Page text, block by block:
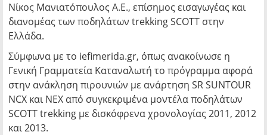
Νίκος Μανιατόπουλος Α.Ε., επίσημος εισαγωγέας και
διανομέας των ποδηλάτων trekking SCOTT στην
Ελλάδα.
Σύμφωνα με το iefimerida.gr, όπως ανακοίνωσε η
Γενική Γραμματεία Καταναλωτή το πρόγραμμα αφορά
στην ανάκληση πιρουνιών με ανάρτηση SR SUNTOUR
NCX και NEX από συγκεκριμένα μοντέλα ποδηλάτων
SCOTT trekking με δισκόφρενα χρονολογίας 2011, 2012
και 2013.